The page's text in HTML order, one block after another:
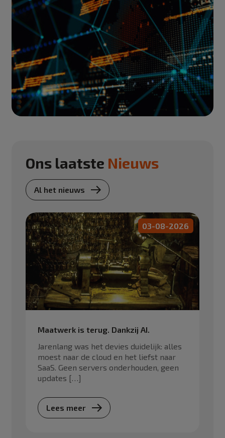
Ons laatste Nieuws
Al het nieuws
03-08-2026
Maatwerk is terug. Dankzij AI.
Jarenlang was het devies duidelijk: alles
moest naar de cloud en het liefst naar
SaaS. Geen servers onderhouden, geen
updates […]
Lees meer